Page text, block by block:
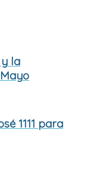
y la
1111 para